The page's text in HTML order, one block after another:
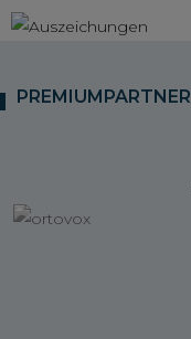
PREMIUMPARTNER